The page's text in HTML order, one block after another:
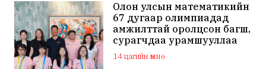
Олон улсын математикийн
67 дугаар олимпиадад
амжилттай оролцсон багш,
сурагчдаа урамшууллаа
14 цагийн өмнө